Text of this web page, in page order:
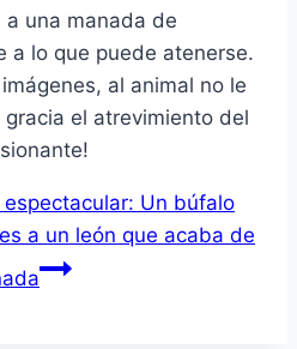
a una manada de
a lo que puede atenerse.
al animal no le
el atrevimiento del
Un búfalo
a un león que acaba de